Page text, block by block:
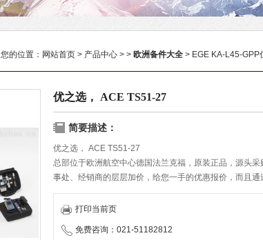
您的位置： 网站首页 > 产品中心 > > 欧洲备件大全 > EGE KA-L45-GPP
优之选， ACE TS51-27
简要描述：
优之选， ACE TS51-27
总部位于欧洲航空中心德国法兰克福，原装正品，源头
事处、经销商的层层加价，给您一手的优惠报价，而且
物流服务商携手合作，保证货期的准确与快速，带给客
打印当前页
免费咨询：021-51182812